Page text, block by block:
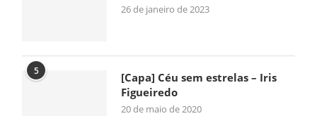
26 de janeiro de 2023
5
[Capa] Céu sem estrelas – Iris
Figueiredo
20 de maio de 2020